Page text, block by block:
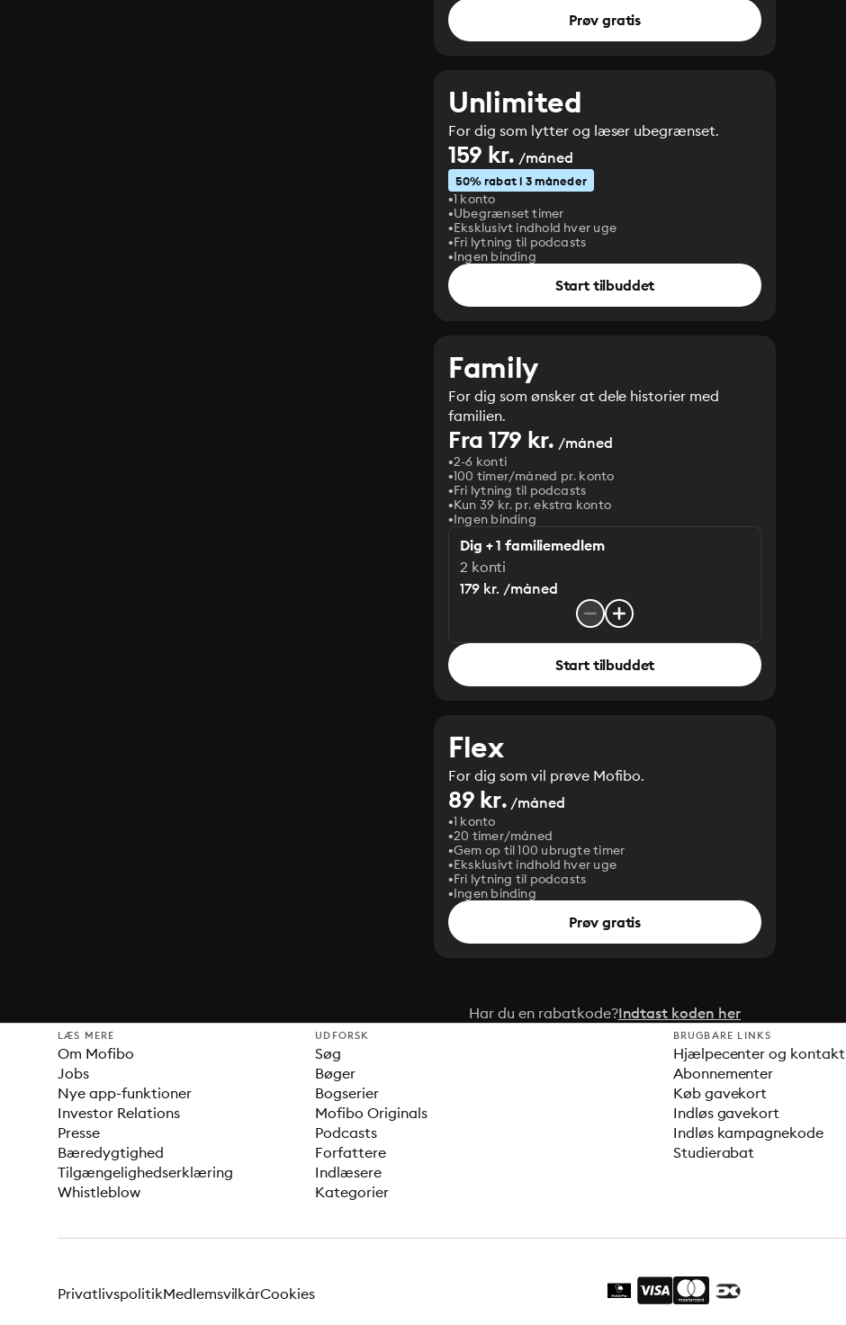
Prøv gratis
Unlimited
For dig som lytter og læser ubegrænset.
159 kr. /måned
50% rabat i 3 måneder
1 konto
Ubegrænset timer
Eksklusivt indhold hver uge
Fri lytning til podcasts
Ingen binding
Start tilbuddet
Family
For dig som ønsker at dele historier med
familien.
Fra 179 kr. /måned
2-6 konti
100 timer/måned pr. konto
Fri lytning til podcasts
Kun 39 kr. pr. ekstra konto
Ingen binding
Dig + 1 familiemedlem
2 konti
179 kr. /måned
Start tilbuddet
Flex
For dig som vil prøve Mofibo.
89 kr. /måned
1 konto
20 timer/måned
Gem op til 100 ubrugte timer
Eksklusivt indhold hver uge
Fri lytning til podcasts
Ingen binding
Prøv gratis
Har du en rabatkode?Indtast koden her
LÆS MERE
Om Mofibo
Jobs
Nye app-funktioner
Investor Relations
Presse
Bæredygtighed
Tilgængelighedserklæring
Whistleblow
UDFORSK
Søg
Bøger
Bogserier
Mofibo Originals
Podcasts
Forfattere
Indlæsere
Kategorier
BRUGBARE LINKS
Hjælpecenter og kontakt
Abonnementer
Køb gavekort
Indløs gavekort
Indløs kampagnekode
Studierabat
PrivatlivspolitikMedlemsvilkårCookies